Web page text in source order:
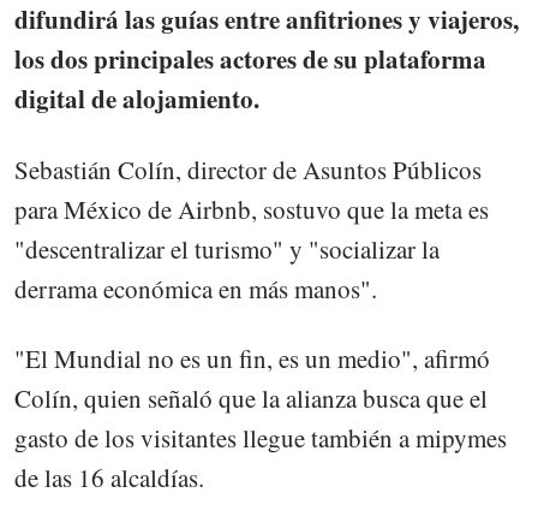
difundirá las guías entre anfitriones y viajeros,
los dos principales actores de su plataforma
digital de alojamiento.
Sebastián Colín, director de Asuntos Públicos
para México de Airbnb, sostuvo que la meta es
"descentralizar el turismo" y "socializar la
derrama económica en más manos".
"El Mundial no es un fin, es un medio", afirmó
Colín, quien señaló que la alianza busca que el
gasto de los visitantes llegue también a mipymes
de las 16 alcaldías.